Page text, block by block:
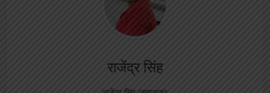
राजेंद्र सिंह